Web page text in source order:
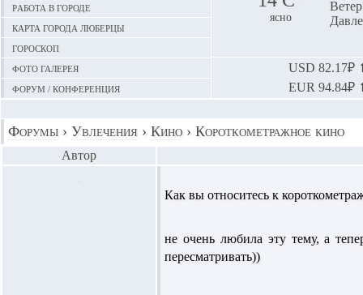
Работа в городе
Карта города Люберцы
Гороскоп
Фото галерея
Форум / конференция
ясно
USD 82.17₽
EUR 94.84₽
Форумы › Увлечения › Кино › Короткометражное кино
Автор
Как вы относитесь к
не очень любила эту тему, а
пересматривать))